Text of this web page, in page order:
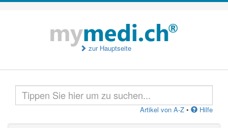
zur Hauptseite
Artikel von A-Z • Hilfe